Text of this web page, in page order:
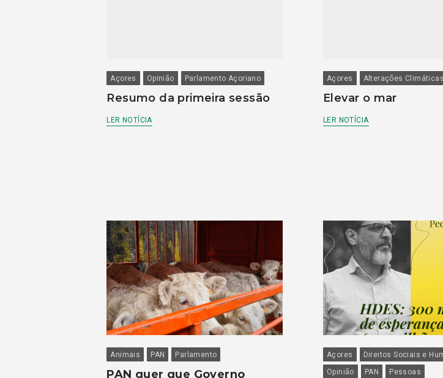
Açores Opinião Parlamento Açoriano
Resumo da primeira sessão
LER NOTÍCIA
Açores Alterações Climáticas
Elevar o mar
LER NOTÍCIA
Animais PAN Parlamento
PAN quer que Governo
Açores
Direitos Sociais e
Opinião
PAN Pessoas